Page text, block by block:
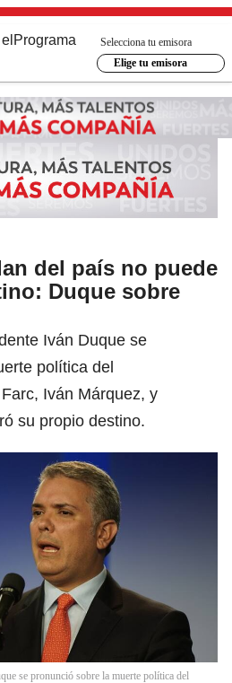
Programa
Selecciona tu emisora
Elige tu emisora
del país no puede
Duque sobre
Iván Duque se
política del
Iván Márquez, y
su propio destino.
se pronunció sobre la muerte política del